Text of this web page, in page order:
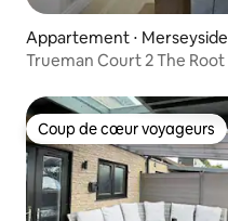
Appartement ⋅ Merseyside
Trueman Court 2 The Root
Coup de cœur voyageurs
Coup de cœur voyageurs